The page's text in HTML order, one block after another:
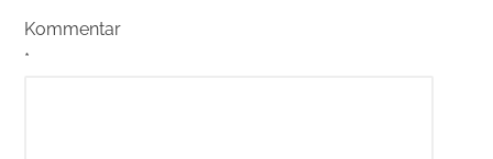
Kommentar
*